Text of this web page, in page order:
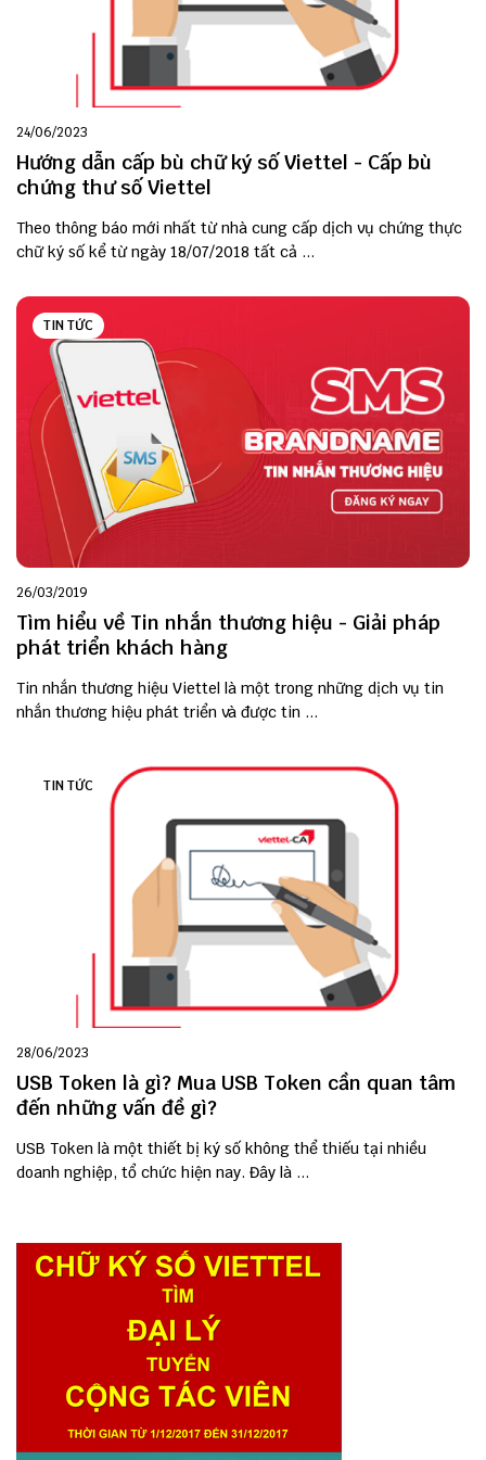
24/06/2023
Hướng dẫn cấp bù chữ ký số Viettel - Cấp bù
chứng thư số Viettel
Theo thông báo mới nhất từ nhà cung cấp dịch vụ chứng thực
chữ ký số kể từ ngày 18/07/2018 tất cả ...
TIN TỨC
26/03/2019
Tìm hiểu về Tin nhắn thương hiệu - Giải pháp
phát triển khách hàng
Tin nhắn thương hiệu Viettel là một trong những dịch vụ tin
nhắn thương hiệu phát triển và được tin ...
TIN TỨC
28/06/2023
USB Token là gì? Mua USB Token cần quan tâm
đến những vấn đề gì?
USB Token là một thiết bị ký số không thể thiếu tại nhiều
doanh nghiệp, tổ chức hiện nay. Đây là ...